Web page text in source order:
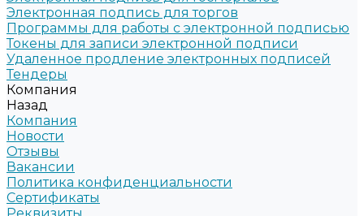
Электронная подпись для торгов
Программы для работы с электронной подписью
Токены для записи электронной подписи
Удаленное продление электронных подписей
Тендеры
Компания
Назад
Компания
Новости
Отзывы
Вакансии
Политика конфиденциальности
Сертификаты